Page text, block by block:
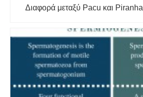
Διαφορά μεταξύ Pacu και Piranha